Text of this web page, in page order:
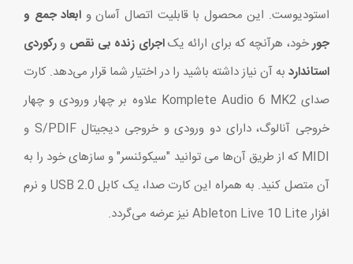
استودیوست. این محصول با قابلیت اتصال آسان و ابعاد جمع و
جورخود، هرآنچه که برای ارائه یکاجرای زنده بی نقص ورکوردی
استاندارد به آن نیاز داشته باشید را در اختیار شما قرار می‌دهد. کارت
صدای Komplete Audio 6 MK2 علاوه بر چهار ورودی و چهار
خروجی آنالوگ، دارای دو ورودی و خروجی دیجیتال S/PDIF و
MIDI که از طریق آن‌ها می توانید "سیکوئنسر" و سازهای خود را به
آن متصل کنید. به همراه این کارت صدا، یک کابل USB 2.0 و نرم
افزار Ableton Live 10 Lite نیز عرضه می‌گردد.